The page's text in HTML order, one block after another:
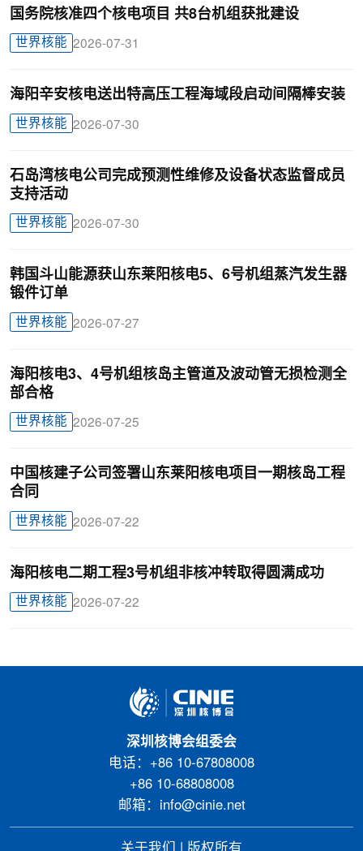
国务院核准四个核电项目 共8台机组获批建设
世界核能 2026-07-31
海阳辛安核电送出特高压工程海域段启动间隔棒安装
世界核能 2026-07-30
石岛湾核电公司完成预测性维修及设备状态监督成员
支持活动
世界核能 2026-07-30
韩国斗山能源获山东莱阳核电5、6号机组蒸汽发生器
锻件订单
世界核能 2026-07-27
海阳核电3、4号机组核岛主管道及波动管无损检测全
部合格
世界核能 2026-07-25
中国核建子公司签署山东莱阳核电项目一期核岛工程
合同
世界核能 2026-07-22
海阳核电二期工程3号机组非核冲转取得圆满成功
世界核能 2026-07-22
深圳核博会组委会
电话：+86 10-67808008
+86 10-68808008
邮箱：info@cinie.net